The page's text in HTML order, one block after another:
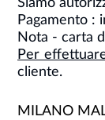
Pagamento :
Nota - carta
Per
cliente.
MILANO